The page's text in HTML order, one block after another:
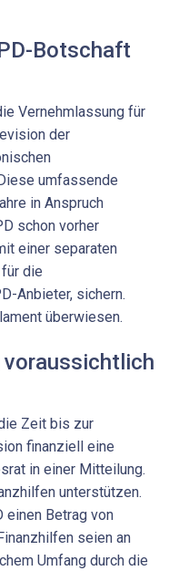
Botschaft
Vernehmlassung für
der
umfassende
in Anspruch
schon vorher
einer separaten
die
Anbieter, sichern.
überwiesen.
voraussichtlich
Zeit bis zur
finanziell eine
in einer Mitteilung.
unterstützen.
einen Betrag von
seien an
Umfang durch die